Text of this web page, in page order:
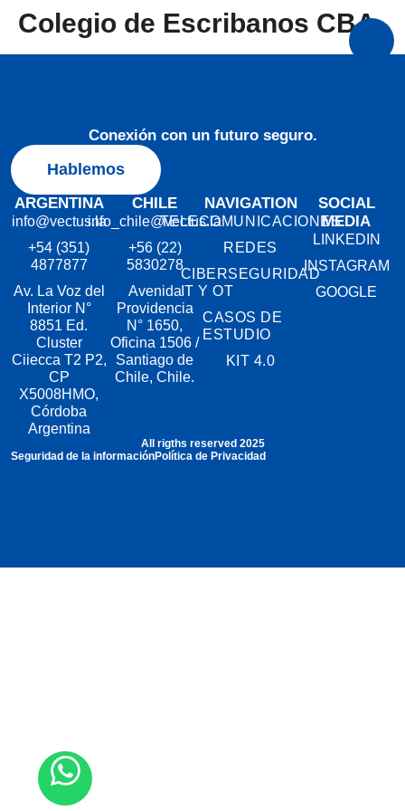
Colegio de Escribanos CBA
Conexión con un futuro seguro.
Hablemos
ARGENTINA
info@vectus.la
+54 (351)
4877877
Av. La Voz del
Interior N°
8851 Ed.
Cluster
Ciiecca T2 P2,
CP
X5008HMO,
Córdoba
Argentina
CHILE
info_chile@vectus.la
+56 (22)
5830278
Avenida
Providencia
N° 1650,
Oficina 1506 /
Santiago de
Chile, Chile.
NAVIGATION
TELECOMUNICACIONES
REDES
CIBERSEGURIDAD
IT Y OT
CASOS DE
ESTUDIO
KIT 4.0
SOCIAL
MEDIA
LINKEDIN
INSTAGRAM
GOOGLE
All rigths reserved 2025
Seguridad de la informaciónPolítica de Privacidad